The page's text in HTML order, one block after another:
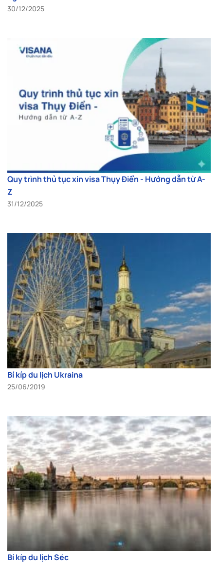
30/12/2025
Quy trình thủ tục xin visa Thụy Điển - Hướng dẫn từ A-
Z
31/12/2025
Bí kíp du lịch Ukraina
25/06/2019
Bí kíp du lịch Séc